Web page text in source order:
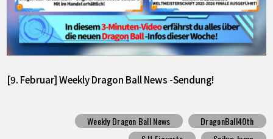
[9. Februar] Weekly Dragon Ball News -Sendung!
Weekly Dragon Ball News
DragonBall40th